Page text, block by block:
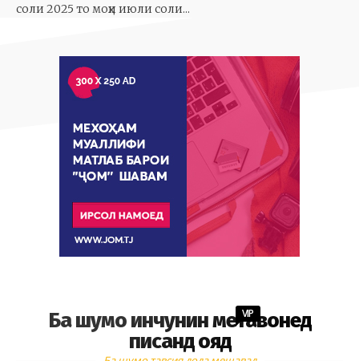
соли 2025 то моҳи июли соли...
Ба шумо инчунин метавонед
писанд ояд
VIP